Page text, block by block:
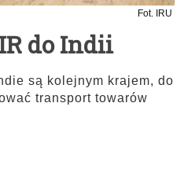
Fot. IRU
do Indii
są kolejnym krajem, do
transport towarów